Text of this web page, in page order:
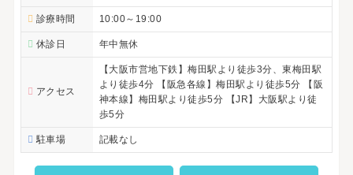
診療時間 10:00～19:00
休診日 年中無休
アクセス
【大阪市営地下鉄】梅田駅より徒歩3分、東梅田駅
より徒歩4分 【阪急各線】梅田駅より徒歩5分 【阪
神本線】梅田駅より徒歩5分 【JR】大阪駅より徒
歩5分
駐車場 記載なし